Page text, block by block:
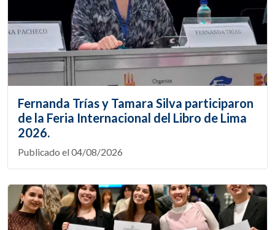
Fernanda Trías y Tamara Silva participaron
de la Feria Internacional del Libro de Lima
2026.
Publicado el 04/08/2026